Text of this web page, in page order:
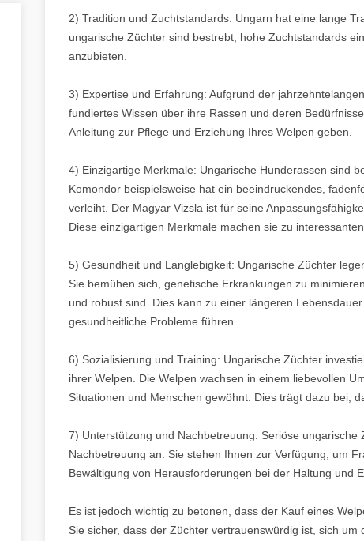
2) Tradition und Zuchtstandards: Ungarn hat eine lange
ungarische Züchter sind bestrebt, hohe Zuchtstandards
anzubieten.
3) Expertise und Erfahrung: Aufgrund der
fundiertes Wissen über ihre Rassen und deren
Anleitung zur Pflege und Erziehung Ihres Welpen geben.
4) Einzigartige Merkmale: Ungarische Hunderassen sind
Komondor beispielsweise hat ein beeindruckendes,
verleiht. Der Magyar Vizsla ist für seine
Diese einzigartigen Merkmale machen sie zu
5) Gesundheit und Langlebigkeit: Ungarische Züchter
Sie bemühen sich, genetische Erkrankungen zu
und robust sind. Dies kann zu einer längeren
gesundheitliche Probleme führen.
6) Sozialisierung und Training: Ungarische Züchter
ihrer Welpen. Die Welpen wachsen in einem liebevollen
Situationen und Menschen gewöhnt. Dies trägt dazu bei,
7) Unterstützung und Nachbetreuung: Seriöse ungarische
Nachbetreuung an. Sie stehen Ihnen zur Verfügung, um
Bewältigung von Herausforderungen bei der Haltung und
Es ist jedoch wichtig zu betonen, dass der Kauf eines
Sie sicher, dass der Züchter vertrauenswürdig ist, sich